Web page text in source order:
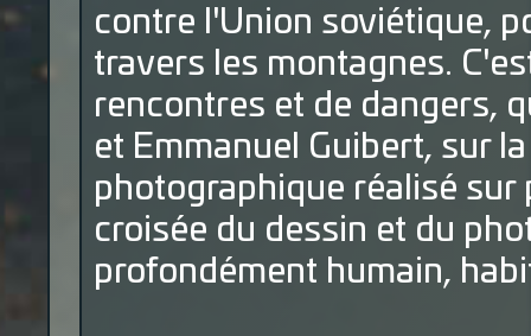
contre l'Union soviétique,
travers les montagnes.
rencontres et de dangers,
et Emmanuel Guibert, sur
photographique réalisé sur
croisée du dessin et du
profondément humain,